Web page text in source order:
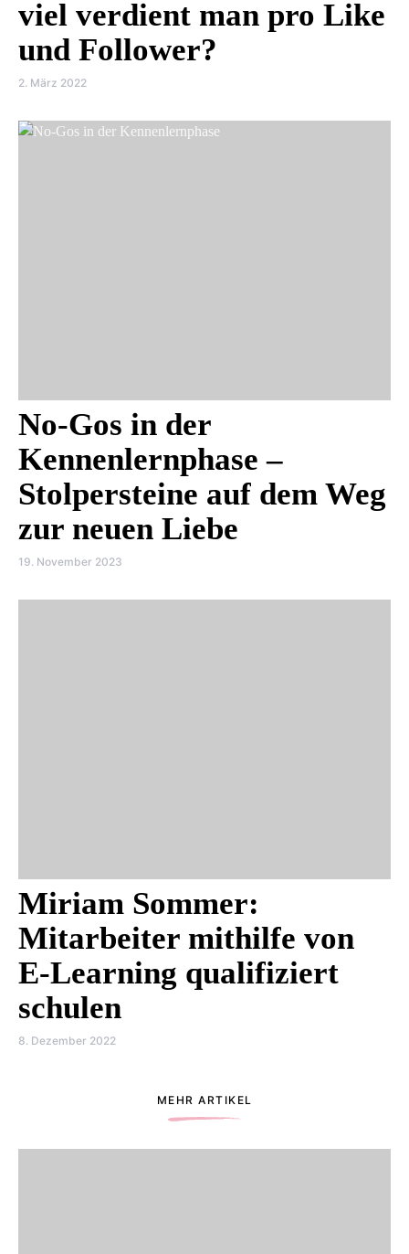
viel verdient man pro Like
und Follower?
2. März 2022
No-Gos in der
Kennenlernphase –
Stolpersteine auf dem Weg
zur neuen Liebe
19. November 2023
Miriam Sommer:
Mitarbeiter mithilfe von
E-Learning qualifiziert
schulen
8. Dezember 2022
MEHR ARTIKEL